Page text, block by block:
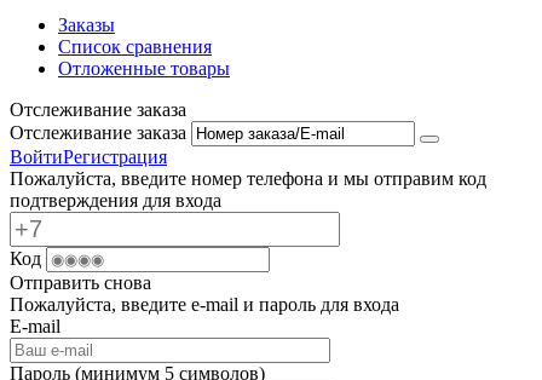
Заказы
Список сравнения
Отложенные товары
Отслеживание заказа
Отслеживание заказа
ВойтиРегистрация
Пожалуйста, введите номер телефона и мы отправим код
подтверждения для входа
Код
Отправить снова
Пожалуйста, введите e-mail и пароль для входа
E-mail
Пароль (минимум 5 символов)